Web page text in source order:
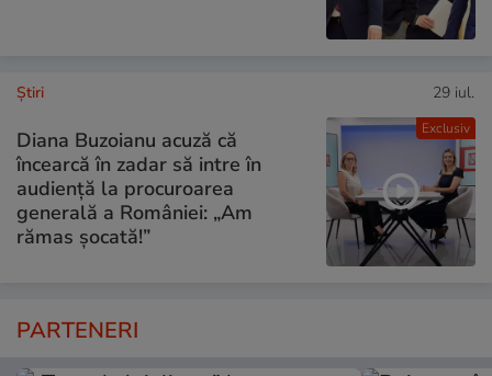
Exclusiv
Ştiri 29 iul.
Diana Buzoianu acuză că
încearcă în zadar să intre în
audiență la procuroarea
generală a României: „Am
rămas șocată!”
PARTENERI